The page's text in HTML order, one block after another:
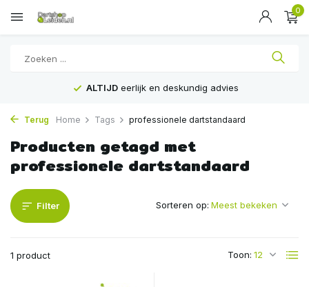
0
ALTIJD eerlijk en deskundig advies
Terug Home Tags professionele dartstandaard
Producten getagd met
professionele dartstandaard
Filter
1 product Toon:
Sorteren op: